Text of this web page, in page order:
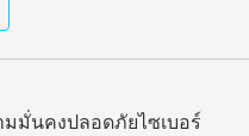
มั่นคงปลอดภัยไซเบอร์